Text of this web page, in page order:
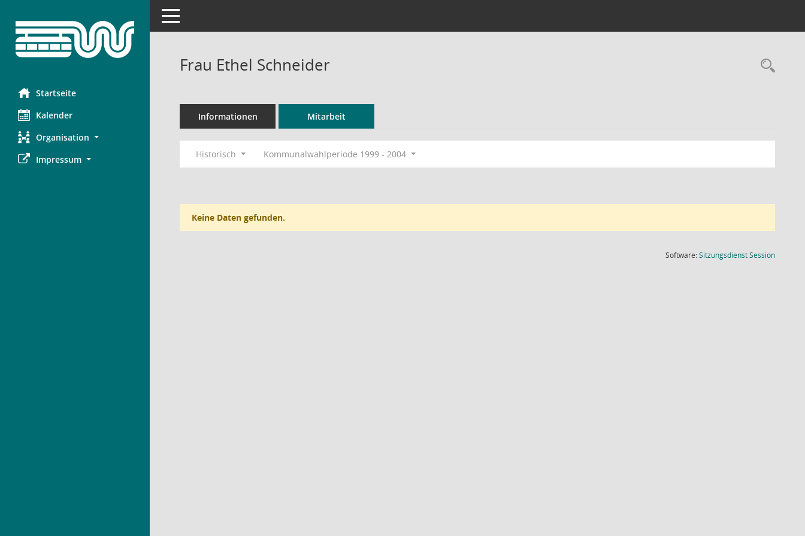
Startseite
Kalender
Organisation
Impressum
Toggle navigation
Frau Ethel Schneider
Informationen Mitarbeit
Historisch Kommunalwahlperiode 1999 - 2004
Keine Daten gefunden.
Software:SitzungsdienstSession(Wird in